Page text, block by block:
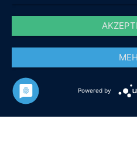
Powered by